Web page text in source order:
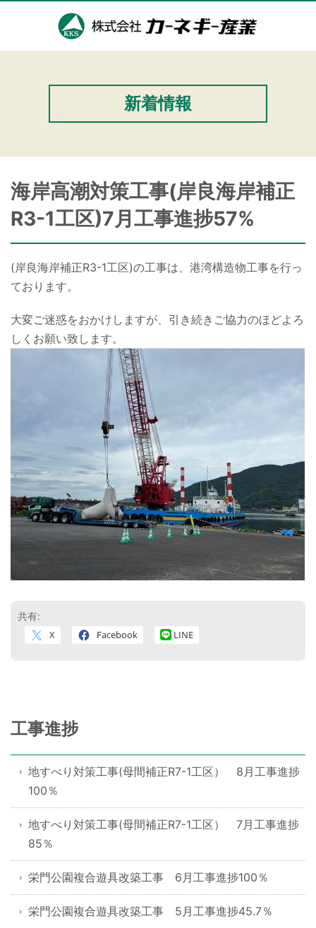
新着情報
海岸高潮対策工事(岸良海岸補正
R3-1工区)7月工事進捗57%
(岸良海岸補正R3-1工区)の工事は、港湾構造物工事を行っ
ております。
大変ご迷惑をおかけしますが、引き続きご協力のほどよろ
しくお願い致します。
共有:
X Facebook LINE
工事進捗
地すべり対策工事(母間補正R7-1工区） 8月工事進捗
100％
地すべり対策工事(母間補正R7-1工区） 7月工事進捗
85％
栄門公園複合遊具改築工事 6月工事進捗100％
栄門公園複合遊具改築工事 5月工事進捗45.7％